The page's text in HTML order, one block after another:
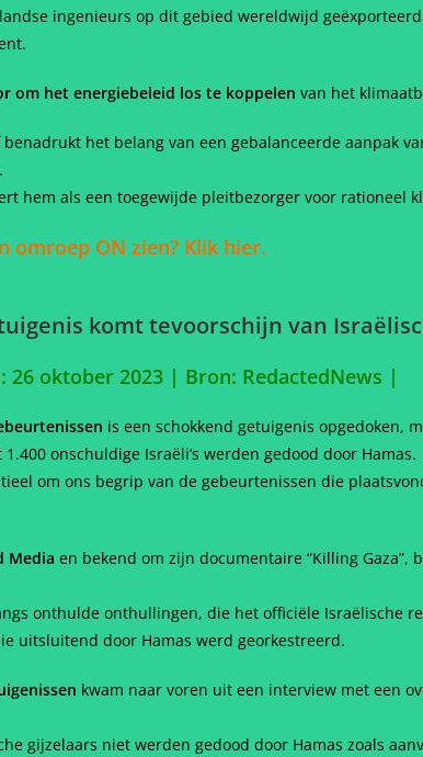
ingenieurs op dit gebied wereldwijd
om het energiebeleid los te koppelen van het
benadrukt het belang van een gebalanceerde aanpak
hem als een toegewijde pleitbezorger voor rationeel
ON zien? Klik hier.
komt tevoorschijn van
oktober 2023 | Bron: RedactedNews |
is een schokkend getuigenis opgedoken,
onschuldige Israëli’s werden gedood door Hamas.
om ons begrip van de gebeurtenissen die
Media en bekend om zijn documentaire “Killing
onthulde onthullingen, die het officiële Israëlische
uitsluitend door Hamas werd georkestreerd.
kwam naar voren uit een interview met een
gijzelaars niet werden gedood door Hamas zoals